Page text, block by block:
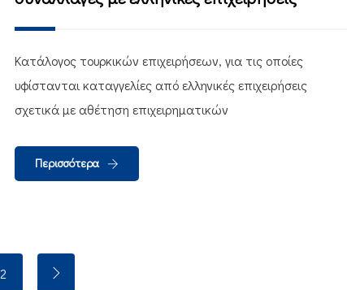
Kατάλογος τουρκικών επιχειρήσεων, για τις οποίες
υφίστανται καταγγελίες από ελληνικές επιχειρήσεις
σχετικά με αθέτηση επιχειρηματικών
Περισσότερα
2